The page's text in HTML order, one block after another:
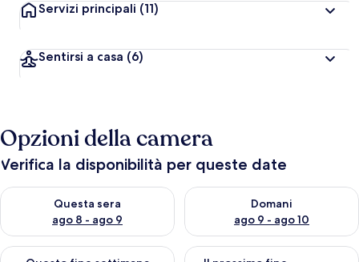
Servizi principali (11)
Sentirsi a casa (6)
Opzioni della camera
Verifica la disponibilità per queste date
Questa sera
ago 8 - ago 9
Verifica la disponibilità per questa sera, ago 8 - ago 9
Domani
ago 9 - ago 10
Verifica la disponibilità per
Verifica la disponibilità per questo fine settimana, ago 14 -
Verifica la disponibilità per il